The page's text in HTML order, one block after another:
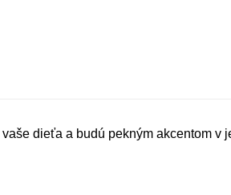
dieťa a budú pekným akcentom v